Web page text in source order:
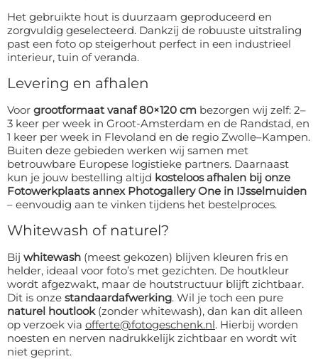
Het gebruikte hout is duurzaam geproduceerd en
zorgvuldig geselecteerd. Dankzij de robuuste uitstraling
past een foto op steigerhout perfect in een industrieel
interieur, tuin of veranda.
Levering en afhalen
Voor grootformaat vanaf 80×120 cm bezorgen wij zelf: 2–
3 keer per week in Groot-Amsterdam en de Randstad, en
1 keer per week in Flevoland en de regio Zwolle–Kampen.
Buiten deze gebieden werken wij samen met
betrouwbare Europese logistieke partners. Daarnaast
kun je jouw bestelling altijd kosteloos afhalen bij onze
Fotowerkplaats annex Photogallery One in IJsselmuiden
– eenvoudig aan te vinken tijdens het bestelproces.
Whitewash of naturel?
Bij whitewash (meest gekozen) blijven kleuren fris en
helder, ideaal voor foto’s met gezichten. De houtkleur
wordt afgezwakt, maar de houtstructuur blijft zichtbaar.
Dit is onze standaardafwerking. Wil je toch een pure
naturel houtlook(zonder whitewash), dan kan dit alleen
op verzoek via offerte@fotogeschenk.nl. Hierbij worden
noesten en nerven nadrukkelijk zichtbaar en wordt wit
niet geprint.